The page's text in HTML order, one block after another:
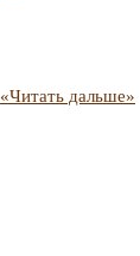
«Читать дальше»